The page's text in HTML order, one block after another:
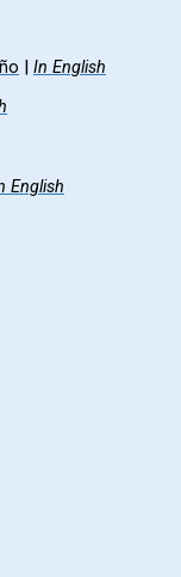
| In English
English